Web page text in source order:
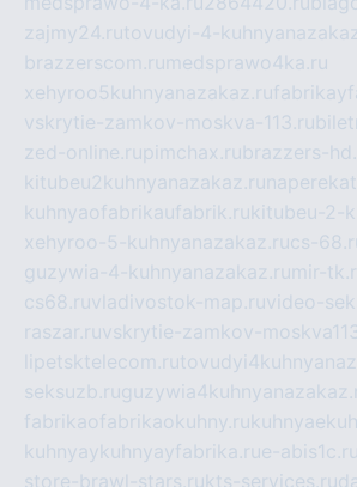
zajmy24.rutovudyi-4-
brazzerscom.ru medsprawo4ka.ru
xehyroo5kuhnyanazakaz.ru
vskrytie-zamkov-moskva-113.ru
zed-online.rupimchax.rubrazzers-
kitubeu2kuhnyanazakaz.ru
kuhnyaofabrikaufabrik.rukitubeu-2-
xehyroo-5-kuhnyanazakaz.rucs-
guzywia-4-kuhnyanazakaz.ru mir-
cs68.ruvladivostok-map.ruvideo-
raszar.ruvskrytie-zamkov-
lipetsktelecom.ru
seksuzb.ru
fabrikaofabrikaokuhny.ru
kuhnyaykuhnyayfabrika.rue-abis1c.ru
store-brawl-stars.rukts-services.ru